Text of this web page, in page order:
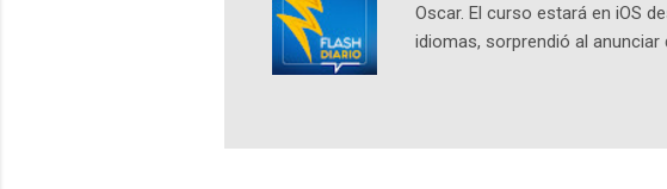
Oscar. El curso estará en iOS
idiomas, sorprendió al anunciar
estará disponible primero en
personajes simpáticos y